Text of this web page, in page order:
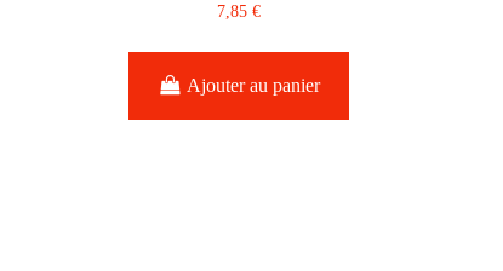
7,85 €
Ajouter au panier